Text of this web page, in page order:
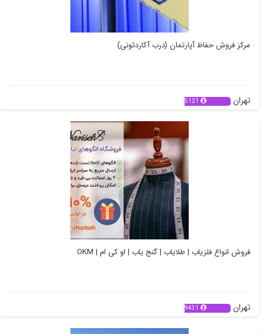
مرکز فروش حفاظ آپارتمان (درب آکاردئونی)
تهران 5121
فروش انواع فلزیاب | طلایاب | گنج یاب | او کی ام | OKM
تهران 9431